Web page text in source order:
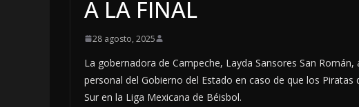
A LA FINAL
28 agosto, 2025
La gobernadora de Campeche, Layda Sansores San
personal del Gobierno del Estado en caso de que los
Sur en la Liga Mexicana de Béisbol.